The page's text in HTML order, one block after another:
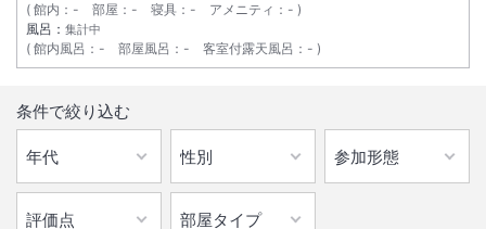
雪質日本一を誇るピヤシリスキー場に隣接！九度山の麓にある静かな森
に囲まれた空間で、温泉に浸かり心も体もリフレッシュ♪
館内 ： - 部屋 ： - 寝具 ： - アメニティ ： -
風呂： 集計中
館内風呂 ： - 部屋風呂 ： - 客室付露天風呂 ： -
条件で絞り込む